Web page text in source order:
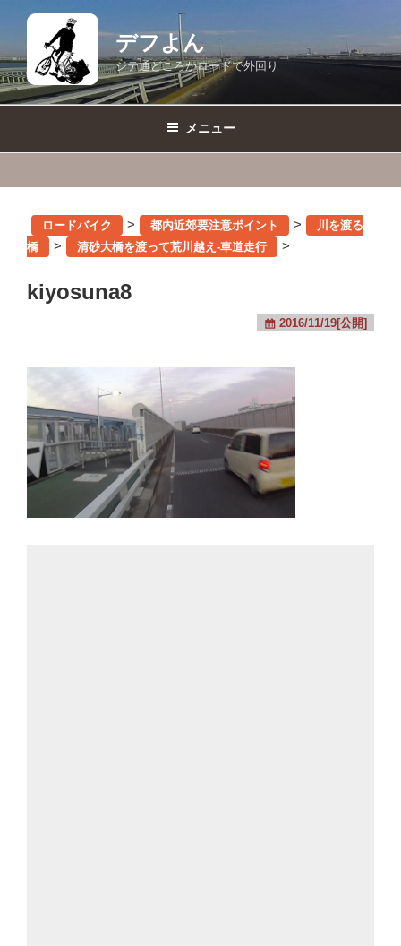
テ
ン
ツ
デフよん
ジテ通どころかロードで外回り
メニュー
ロードバイク > 都内近郊要注意ポイント >
川を渡る
橋
> 清砂大橋を渡って荒川越え-車道走行 >
kiyosuna8
2016/11/19[公開]